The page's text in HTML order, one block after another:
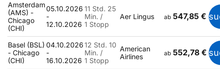
Amsterdam
(AMS) -
Chicago
(CHI)
05.10.2026
-
12.10.2026
11 Std. 25
Min. /
1 Stopp
Aer Lingus ab 547,85 €
Basel (BSL)
- Chicago
(CHI)
04.10.2026
-
16.10.2026
12 Std. 10
Min. /
1 Stopp
American
Airlines
ab 552,78 €